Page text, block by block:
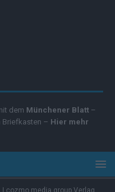
dem Münchener Blatt –
Briefkasten – Hier mehr